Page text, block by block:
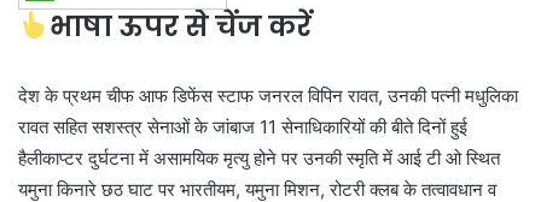
भाषा ऊपर से चेंज करें
देश के प्रथम चीफ आफ डिफेंस स्टाफ जनरल विपिन रावत, उनकी पत्नी मधुलिका
रावत सहित सशस्त्र सेनाओं के जांबाज 11 सेनाधिकारियों की बीते दिनों हुई
हैलीकाप्टर दुर्घटना में असामयिक मृत्यु होने पर उनकी स्मृति में आई टी ओ स्थित
यमुना किनारे छठ घाट पर भारतीयम, यमुना मिशन, रोटरी क्लब के तत्वावधान व